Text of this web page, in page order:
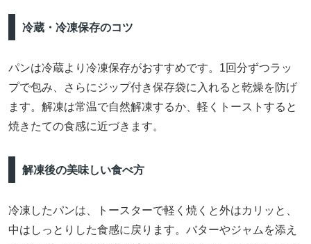
冷蔵・冷凍保存のコツ
パンは冷蔵より冷凍保存がおすすめです。1回分ずつラッ
プで包み、さらにジップ付き保存袋に入れると乾燥を防げ
ます。解凍は常温で自然解凍するか、軽くトーストすると
焼きたての食感に近づきます。
解凍後の美味しい食べ方
冷凍したパンは、トースターで軽く焼くと外はカリッと、
中はしっとりした食感に戻ります。バターやジャムを添え